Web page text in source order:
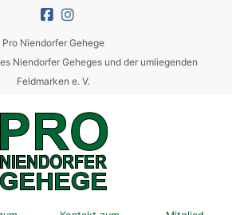
Pro Niendorfer Gehege
Niendorfer Geheges und der umliegenden
Feldmarken e. V.